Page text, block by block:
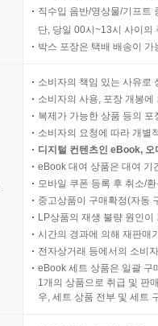
직수입 음반/영상물/기프트
단, 당일 00시~13시 사이의
박스 포장은 택배 배송이
소비자의 책임 있는 사유로
소비자의 사용, 포장 개봉
복제가 가능한 상품 등의
소비자의 요청에 따라 개별
디지털 컨텐츠인 eBook,
eBook 대여 상품은 대여 기
모바일 쿠폰 등록 후 취소/
중고상품이 구매확정(자동
LP상품의 재생 불량 원인
시간의 경과에 의해 재판매
전자상거래 등에서의 소비
eBook 세트 상품은 일괄 구
1개의 상품으로 취급 및 판
우, 세트 상품 전부 및 세트